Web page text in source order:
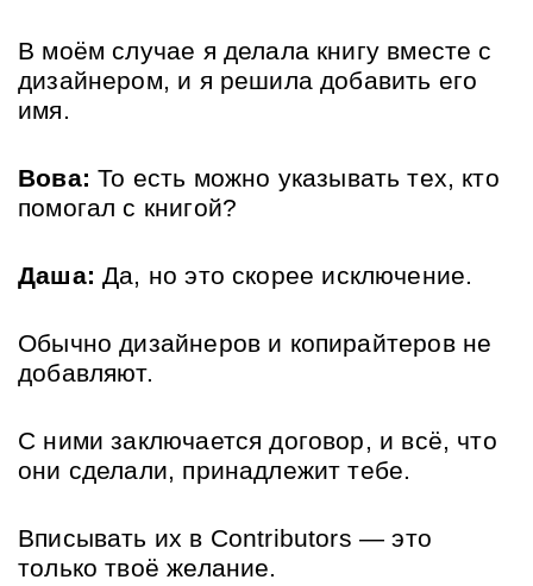
В моём случае я делала книгу вместе с
дизайнером, и я решила добавить его
имя.
Вова: То есть можно указывать тех, кто
помогал с книгой?
Даша: Да, но это скорее исключение.
Обычно дизайнеров и копирайтеров не
добавляют.
С ними заключается договор, и всё, что
они сделали, принадлежит тебе.
Вписывать их в Contributors — это
только твоё желание.